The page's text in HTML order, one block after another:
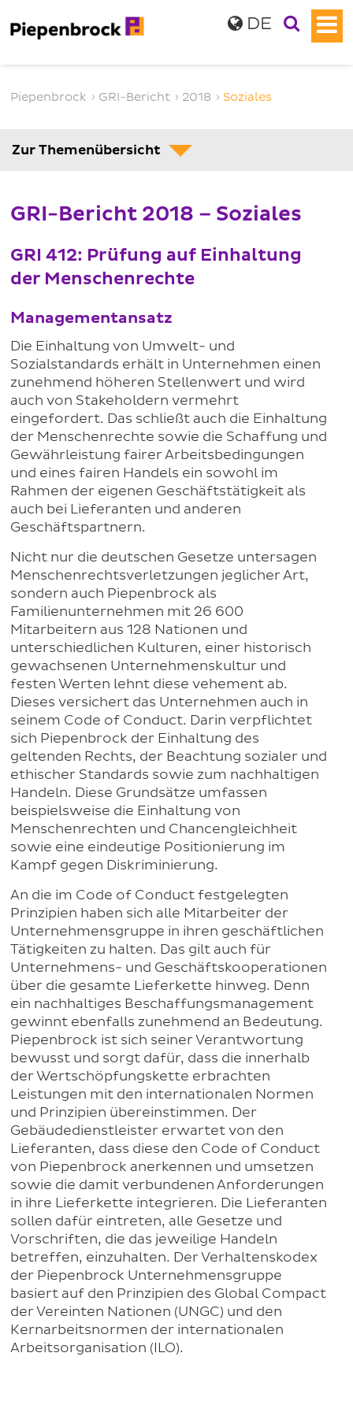
Piepenbrock › GRI-Bericht › 2018 › Soziales
Zur Themenübersicht
GRI-Bericht 2018 – Soziales
GRI 412: Prüfung auf Einhaltung
der Menschenrechte
Managementansatz
Die Einhaltung von Umwelt- und
Sozialstandards erhält in Unternehmen einen
zunehmend höheren Stellenwert und wird
auch von Stakeholdern vermehrt
eingefordert. Das schließt auch die Einhaltung
der Menschenrechte sowie die Schaffung und
Gewährleistung fairer Arbeitsbedingungen
und eines fairen Handels ein sowohl im
Rahmen der eigenen Geschäftstätigkeit als
auch bei Lieferanten und anderen
Geschäftspartnern.
Nicht nur die deutschen Gesetze untersagen
Menschenrechtsverletzungen jeglicher Art,
sondern auch Piepenbrock als
Familienunternehmen mit 26 600
Mitarbeitern aus 128 Nationen und
unterschiedlichen Kulturen, einer historisch
gewachsenen Unternehmenskultur und
festen Werten lehnt diese vehement ab.
Dieses versichert das Unternehmen auch in
seinem Code of Conduct. Darin verpflichtet
sich Piepenbrock der Einhaltung des
geltenden Rechts, der Beachtung sozialer und
ethischer Standards sowie zum nachhaltigen
Handeln. Diese Grundsätze umfassen
beispielsweise die Einhaltung von
Menschenrechten und Chancengleichheit
sowie eine eindeutige Positionierung im
Kampf gegen Diskriminierung.
An die im Code of Conduct festgelegten
Prinzipien haben sich alle Mitarbeiter der
Unternehmensgruppe in ihren geschäftlichen
Tätigkeiten zu halten. Das gilt auch für
Unternehmens- und Geschäftskooperationen
über die gesamte Lieferkette hinweg. Denn
ein nachhaltiges Beschaffungsmanagement
gewinnt ebenfalls zunehmend an Bedeutung.
Piepenbrock ist sich seiner Verantwortung
bewusst und sorgt dafür, dass die innerhalb
der Wertschöpfungskette erbrachten
Leistungen mit den internationalen Normen
und Prinzipien übereinstimmen. Der
Gebäudedienstleister erwartet von den
Lieferanten, dass diese den Code of Conduct
von Piepenbrock anerkennen und umsetzen
sowie die damit verbundenen Anforderungen
in ihre Lieferkette integrieren. Die Lieferanten
sollen dafür eintreten, alle Gesetze und
Vorschriften, die das jeweilige Handeln
betreffen, einzuhalten. Der Verhaltenskodex
der Piepenbrock Unternehmensgruppe
basiert auf den Prinzipien des Global Compact
der Vereinten Nationen (UNGC) und den
Kernarbeitsnormen der internationalen
Arbeitsorganisation (ILO).
DE